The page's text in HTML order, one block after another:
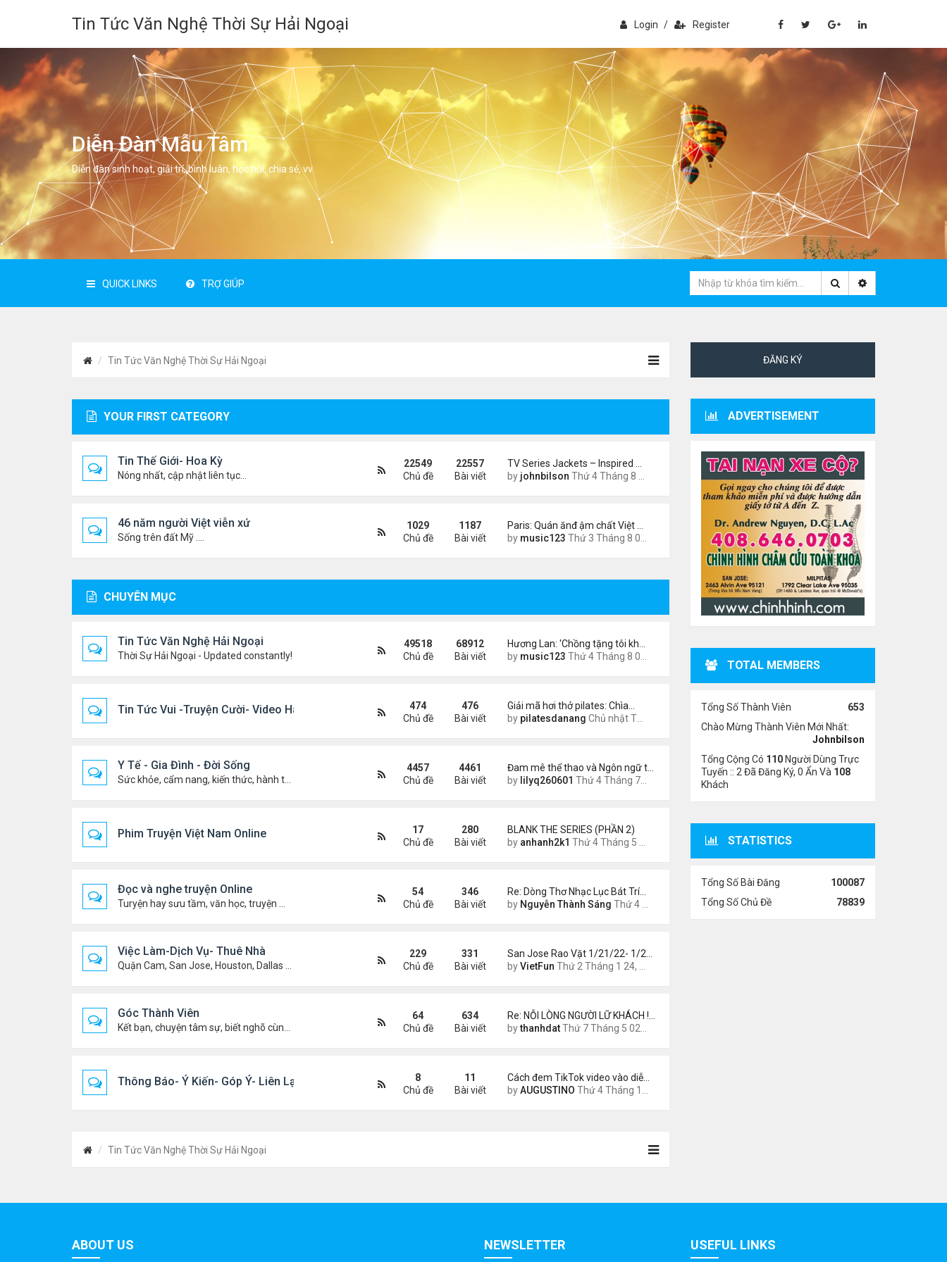
Tin Tức Văn Nghệ Thời Sự Hải Ngoại Login / Register
Diễn Đàn Mẫu Tâm
Diễn đàn sinh hoạt, giải trí, bình luân, học hỏi, chia sẻ, vv.
QUICK LINKS TRỢ GIÚP
Tin Tức Văn Nghệ Thời Sự Hải Ngoại
YOUR FIRST CATEGORY
Tin Thế Giới- Hoa Kỳ
Nóng nhất, cập nhật liên tục...
TV Series Jackets – Inspired …
by johnbilson Thứ 4 Tháng 8 05, 2026 7:51 pm
22549
Chủ đề
22557
Bài viết
46 năm người Việt viễn xứ
Sống trên đất Mỹ ....
Paris: Quán ănđ ậm chất Việt …
by music123 Thứ 3 Tháng 8 04, 2026 5:31 pm
1029
Chủ đề
1187
Bài viết
CHUYÊN MỤC
Tin Tức Văn Nghệ Hải Ngoại
Thời Sự Hải Ngoại - Updated constantly!
Hương Lan: 'Chồng tặng tôi kh…
by music123 Thứ 4 Tháng 8 05, 2026 7:15 pm
49518
Chủ đề
68912
Bài viết
Tin Tức Vui -Truyện Cười- Video Hài
Giải mã hơi thở pilates: Chìa…
by pilatesdanang Chủ nhật Tháng 7 27, 2025 12:57 pm
474
Chủ đề
476
Bài viết
Y Tế - Gia Đình - Đời Sống
Đam mê thể thao và Ngôn ngữ t…
by lilyq260601 Thứ 4 Tháng 7 22, 2026 7:13 pm
4457
Chủ đề
4461
Bài viết
Phim Truyện Việt Nam Online
BLANK THE SERIES (PHẦN 2)
by anhanh2k1 Thứ 4 Tháng 5 29, 2024 3:16 am
17
Chủ đề
280
Bài viết
Đọc và nghe truyện Online
Re: Dòng Thơ Nhạc Lục Bát Trí…
by Nguyễn Thành Sáng Thứ 4 Tháng 8 05, 2026 8:58 pm
54
Chủ đề
346
Bài viết
Việc Làm-Dịch Vụ- Thuê Nhà
San Jose Rao Vặt 1/21/22- 1/2…
byVietFun Thứ 2 Tháng 1 24, 2022 10:25 pm
229
Chủ đề
331
Bài viết
Góc Thành Viên
Re: NỖI LÒNG NGƯỜI LỮ KHÁCH !…
bythanhdatThứ 7 Tháng 5 02, 2026 8:40 am
64
Chủ đề
634
Bài viết
Thông Báo- Ý Kiến- Góp Ý- Liên Lạc
Cách đem TikTok video vào diễ…
byAUGUSTINO Thứ 4 Tháng 11 11, 2020 11:44 am
8
Chủ đề
11
Bài viết
Tin Tức Văn Nghệ Thời Sự Hải Ngoại
ĐĂNG KÝ
ADVERTISEMENT
TOTAL MEMBERS
Tổng Số Thành Viên
653
Chào Mừng Thành Viên Mới Nhất:
Johnbilson
Tổng Cộng Có 110Người Dùng Trực
Tuyến :: 2 Đã Đăng Ký, 0 Ẩn Và 108
Khách
STATISTICS
Tổng Số Bài Đăng
100087
Tổng Số Chủ Đề
78839
ABOUT US NEWSLETTER USEFUL LINKS